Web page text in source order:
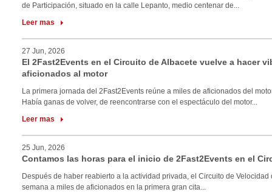
de Participación, situado en la calle Lepanto, medio centenar de...
Leer mas
27 Jun, 2026
El 2Fast2Events en el Circuito de Albacete vuelve a hacer
aficionados al motor
La primera jornada del 2Fast2Events reúne a miles de aficionados del
Había ganas de volver, de reencontrarse con el espectáculo del motor...
Leer mas
25 Jun, 2026
Contamos las horas para el inicio de 2Fast2Events en el
Después de haber reabierto a la actividad privada, el Circuito de Velocidad
semana a miles de aficionados en la primera gran cita...